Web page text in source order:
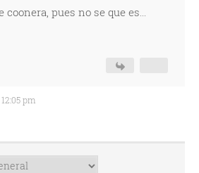
coonera, pues no se que es...
pm